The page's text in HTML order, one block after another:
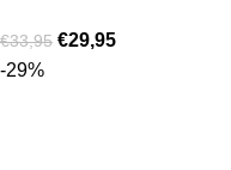
€33,95 €29,95
-29%